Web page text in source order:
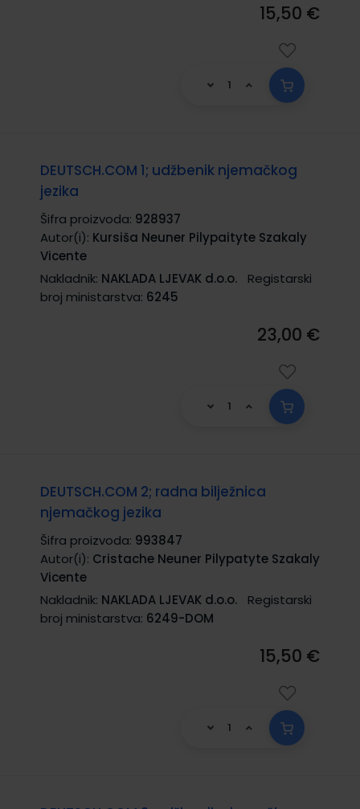
15,50 €
DEUTSCH.COM 1; udžbenik njemačkog
jezika
Šifra proizvoda: 928937
Autor(i): Kursiša Neuner Pilypaityte Szakaly
Vicente
Nakladnik: NAKLADA LJEVAK d.o.o.
Registarski
broj ministarstva: 6245
23,00 €
DEUTSCH.COM 2; radna bilježnica
njemačkog jezika
Šifra proizvoda: 993847
Autor(i): Cristache Neuner Pilypatyte Szakaly
Vicente
Nakladnik: NAKLADA LJEVAK d.o.o.
Registarski
broj ministarstva: 6249-DOM
15,50 €